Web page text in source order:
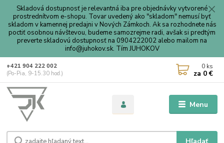
Skladová dostupnosť je relevantná iba pre objednávky vytvorené
prostrednítvom e-shopu. Tovar uvedený ako "skladom" nemusí byť
skladom v kamennej predajni v Nových Zámkoch. Ak sa rozhodnete nás
poctiť osobnou návštevou, budeme samozrejme radi, avšak si predtým
preverte skladovú dostupnosť na 0904222002 alebo mailom na
info@juhokov.sk. Tím JUHOKOV
Menu
+421 904 222 002
(Po-Pia, 9-15.30 hod.)
0 ks
za 0 €